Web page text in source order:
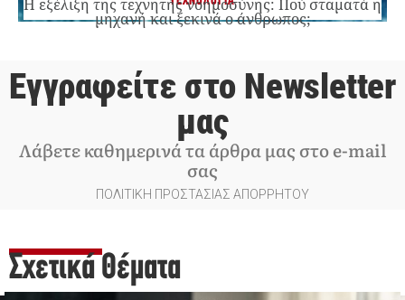
Η εξέλιξη της τεχνητής νοημοσύνης: Πού σταματά η
μηχανή και ξεκινά ο άνθρωπος;
Εγγραφείτε στο Newsletter
μας
Λάβετε καθημερινά τα άρθρα μας στο e-mail
σας
ΠΟΛΙΤΙΚΗ ΠΡΟΣΤΑΣΙΑΣ ΑΠΟΡΡΗΤΟΥ
Σχετικά Θέματα